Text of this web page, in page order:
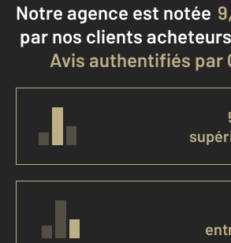
Notre agence est notée
par nos clients
Avis authentifiés par